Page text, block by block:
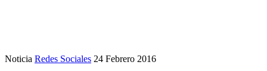
Noticia Redes Sociales 24 Febrero 2016